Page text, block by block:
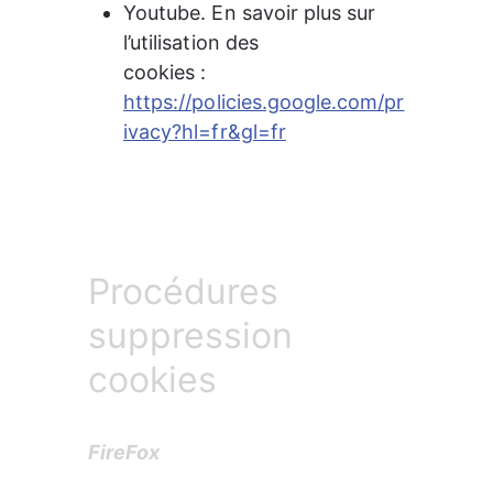
Youtube. En savoir plus sur
l’utilisation des
cookies :
https://policies.google.com/pr
ivacy?hl=fr&gl=fr
Procédures
suppression
cookies
FireFox